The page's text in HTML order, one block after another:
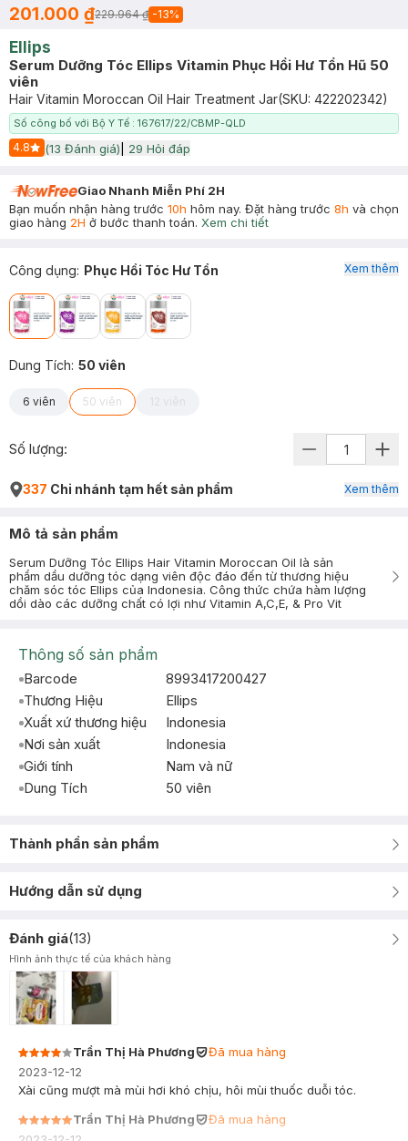
201.000 ₫229.964 ₫ -13%
Ellips
Serum Dưỡng Tóc Ellips Vitamin Phục Hồi Hư Tổn Hũ 50
viên
Hair Vitamin Moroccan Oil Hair Treatment Jar(SKU: 422202342)
Số công bố với Bộ Y Tế : 167617/22/CBMP-QLD
4.8
Start Icon
(13 Đánh giá) 29 Hỏi đáp
Giao Nhanh Miễn Phí 2H
Bạn muốn nhận hàng trước 10h hôm nay. Đặt hàng trước 8h và chọn
giao hàng 2H ở bước thanh toán. Xem chi tiết
Công dụng: Phục Hồi Tóc Hư Tổn
Dung Tích: 50 viên
6 viên 50 viên 12 viên
Xem thêm
Số lượng:
337 Chi nhánh tạm hết sản phẩm Xem thêm
Mô tả sản phẩm
Serum Dưỡng Tóc Ellips Hair Vitamin Moroccan Oil là sản
phẩm dầu dưỡng tóc dạng viên độc đáo đến từ thương hiệu
chăm sóc tóc Ellips của Indonesia. Công thức chứa hàm lượng
dồi dào các dưỡng chất có lợi như Vitamin A,C,E, & Pro Vit
Thông số sản phẩm
Barcode
8993417200427
Thương Hiệu
Ellips
Xuất xứ thương hiệu
Indonesia
Nơi sản xuất
Indonesia
Giới tính
Nam và nữ
Dung Tích
50 viên
Thành phần sản phẩm
Hướng dẫn sử dụng
Đánh giá(13)
Hình ảnh thực tế của khách hàng
Trần Thị Hà Phương
Đã mua hàng
2023-12-12
Xài cũng mượt mà mùi hơi khó chịu, hôi mùi thuốc duỗi tóc.
Trần Thị Hà Phương
Đã mua hàng